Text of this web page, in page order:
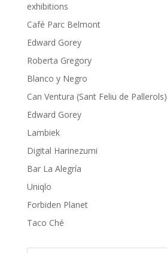
exhibitions
Café Parc Belmont
Edward Gorey
Roberta Gregory
Blanco y Negro
Can Ventura (Sant Feliu de Pallerols)
Edward Gorey
Lambiek
Digital Harinezumi
Bar La Alegría
Uniqlo
Forbiden Planet
Taco Ché